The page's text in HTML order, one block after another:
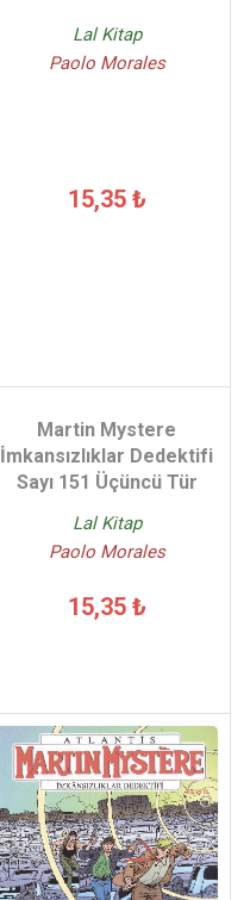
Lal Kitap
Paolo Morales
15,35 ₺
Martin Mystere
İmkansızlıklar Dedektifi
Sayı 151 Üçüncü Tür
Lal Kitap
Paolo Morales
15,35 ₺